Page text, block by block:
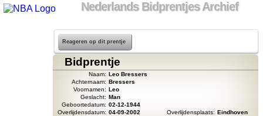
Nederlands Bidprentjes Archief
Reageren op dit prentje
Bidprentje
Naam: Leo Bressers
Achternaam: Bressers
Voornamen: Leo
Geslacht: Man
Geboortedatum: 02-12-1944
Overlijdensdatum: 04-09-2002 Overlijdensplaats: Eindhoven